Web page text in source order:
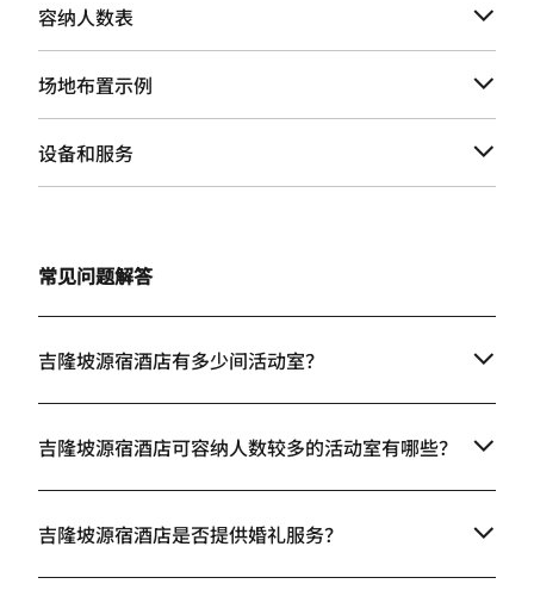
容纳人数表
场地布置示例
设备和服务
常见问题解答
吉隆坡源宿酒店有多少间活动室？
吉隆坡源宿酒店可容纳人数较多的活动室有哪些？
吉隆坡源宿酒店是否提供婚礼服务？